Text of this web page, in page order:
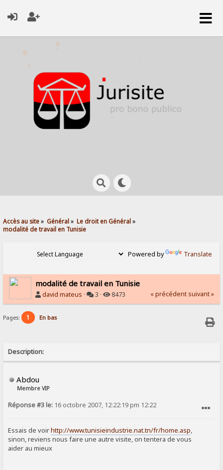
Accès au site» Général» Le droit en Général»
modalité de travail en Tunisie
Powered by Translate
modalité de travail en Tunisie
david mateus · 3 · 8473 « précédent suivant »
Pages: 1 En bas
Description:
Abdou
Membre VIP
Réponse #3 le: 16 octobre 2007, 12:22:19 pm 12:22
Essais de voirhttp://www.tunisieindustrie.nat.tn/fr/home.asp,
sinon, reviens nous faire une autre visite, on tentera de vous
aider au mieux